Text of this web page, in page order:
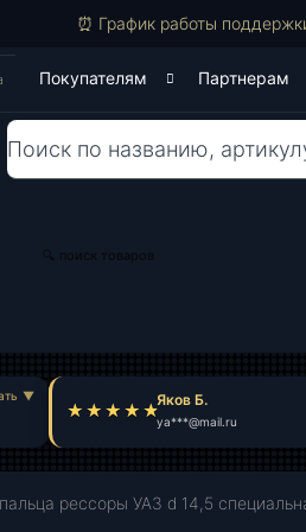
⏰ График работы
Покупателям Партнерам
Поиск
🔍 поиск товаров
Яков Б.
ya***@mail.ru
рессоры УАЗ d 14,5